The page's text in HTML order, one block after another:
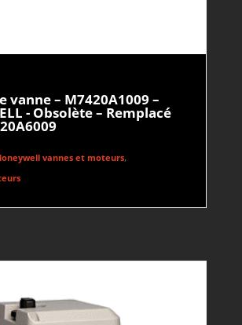
vanne – M7420A1009 –
- Obsolète – Remplacé
vannes et moteurs,